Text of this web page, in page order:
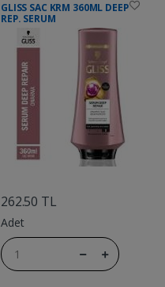
GLISS SAC KRM 360ML DEEP
REP. SERUM
262.50 TL
Adet